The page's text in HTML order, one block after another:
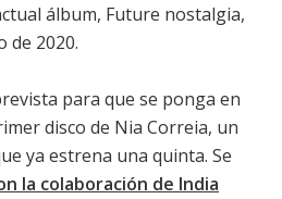
álbum, Future nostalgia,
de 2020.
para que se ponga en
disco de Nia Correia, un
ya estrena una quinta. Se
la colaboración de India